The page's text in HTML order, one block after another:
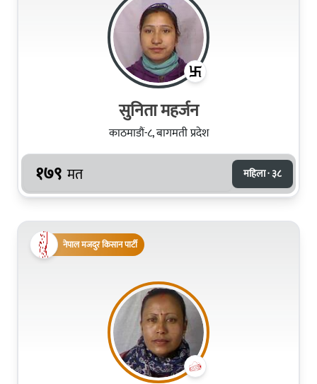
सुनिता महर्जन
काठमाडौं-८, बागमती प्रदेश
१७९ मत महिला · ३८
नेपाल मजदुर किसान पार्टी